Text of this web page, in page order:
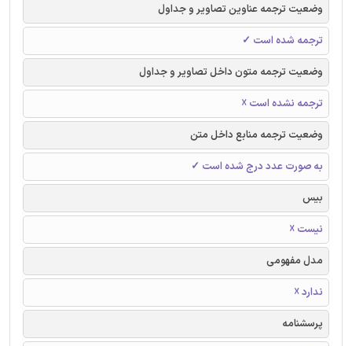
وضعیت ترجمه عناوین تصاویر و جداول
ترجمه شده است ✓
وضعیت ترجمه متون داخل تصاویر و جداول
ترجمه نشده است ☓
وضعیت ترجمه منابع داخل متن
به صورت عدد درج شده است ✓
بیس
نیست ☓
مدل مفهومی
ندارد ☓
پرسشنامه